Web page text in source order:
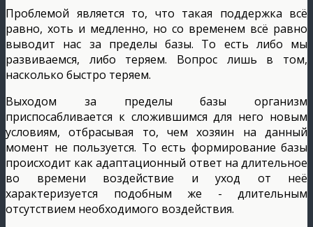
Проблемой является то, что такая поддержка всё
равно, хоть и медленно, но со временем всё равно
выводит нас за пределы базы. То есть либо мы
развиваемся, либо теряем. Вопрос лишь в том,
насколько быстро теряем.
Выходом за пределы базы организм
приспосабливается к сложившимся для него новым
условиям, отбрасывая то, чем хозяин на данный
момент не пользуется. То есть формирование базы
происходит как адаптационный ответ на длительное
во времени воздействие и уход от неё
характеризуется подобным же - длительным
отсутствием необходимого воздействия.